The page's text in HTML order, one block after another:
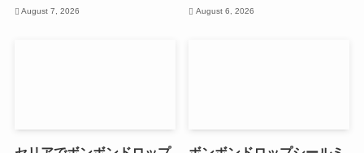
August 7, 2026 August 6, 2026